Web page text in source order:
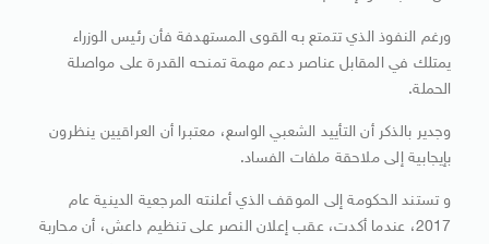
ورغم النفوذ الذي تتمتع به القوى المستهدفة فأن رئيس الوزراء
يمتلك في المقابل عناصر دعم مهمة تمنحه القدرة على مواصلة
الحملة.
وجدير بالذكر أن التأييد الشعبي الواسع، معتبرا أن العراقيين ينظرون
بإيجابية إلى ملاحقة ملفات الفساد.
و تستند الحكومة إلى الموقف الذي أعلنته المرجعية الدينية عام
2017، عندما أكدت، عقب إعلان النصر على تنظيم داعش، أن محاربة